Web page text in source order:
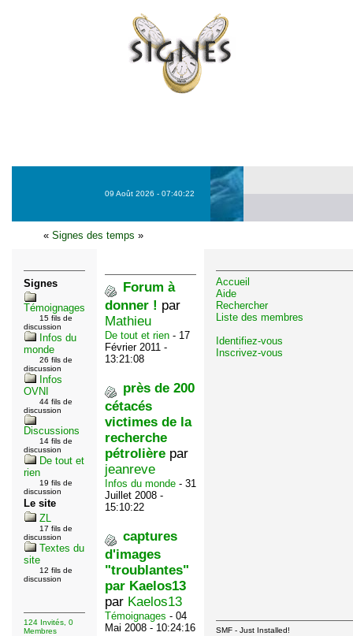
09 Août 2026 - 07:40:22
« Signes des temps »
Signes
Témoignages
15 fils de
discussion
Infos du
monde
26 fils de
discussion
Infos
OVNI
44 fils de
discussion
Discussions
14 fils de
discussion
De tout et
rien
19 fils de
discussion
Le site
ZL
17 fils de
discussion
Textes du
site
12 fils de
discussion
124 Invités, 0
Membres
Forum à
donner ! par
Mathieu
De tout et rien - 17
Février 2011 -
13:21:08
près de 200
cétacés
victimes de la
recherche
pétrolière par
jeanreve
Infos du monde - 31
Juillet 2008 -
15:10:22
captures
d'images
"troublantes"
par Kaelos13
par Kaelos13
Témoignages - 04
Mai 2008 - 10:24:16
Accueil
Aide
Rechercher
Liste des membres
Identifiez-vous
Inscrivez-vous
SMF - Just Installed!